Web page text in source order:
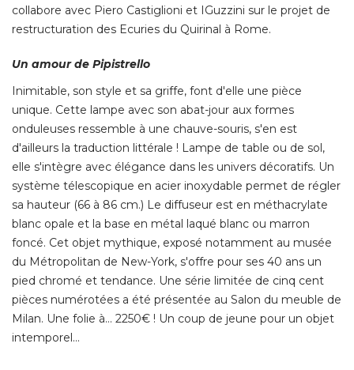
collabore avec Piero Castiglioni et IGuzzini sur le projet de
restructuration des Ecuries du Quirinal à Rome.
Un amour de Pipistrello
Inimitable, son style et sa griffe, font d'elle une pièce
unique. Cette lampe avec son abat-jour aux formes
onduleuses ressemble à une chauve-souris, s'en est
d'ailleurs la traduction littérale ! Lampe de table ou de sol,
elle s'intègre avec élégance dans les univers décoratifs. Un
système télescopique en acier inoxydable permet de régler
sa hauteur (66 à 86 cm.) Le diffuseur est en méthacrylate
blanc opale et la base en métal laqué blanc ou marron
foncé. Cet objet mythique, exposé notamment au musée
du Métropolitan de New-York, s'offre pour ses 40 ans un
pied chromé et tendance. Une série limitée de cinq cent
pièces numérotées a été présentée au Salon du meuble de
Milan. Une folie à… 2250€ ! Un coup de jeune pour un objet
intemporel…